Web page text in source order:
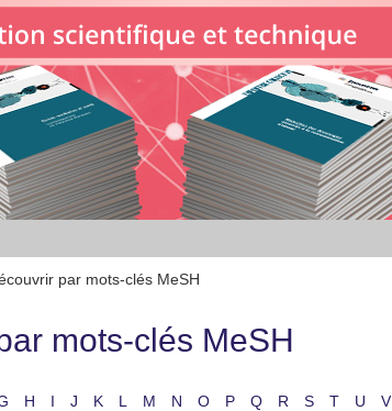
par mots-clés MeSH
mots-clés MeSH
H I J K L M N O P Q R S T U V